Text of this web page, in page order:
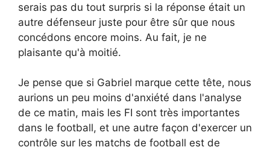
serais pas du tout surpris si la réponse était un
autre défenseur juste pour être sûr que nous
concédons encore moins. Au fait, je ne
plaisante qu'à moitié.
Je pense que si Gabriel marque cette tête, nous
aurions un peu moins d'anxiété dans l'analyse
de ce matin, mais les FI sont très importantes
dans le football, et une autre façon d'exercer un
contrôle sur les matchs de football est de